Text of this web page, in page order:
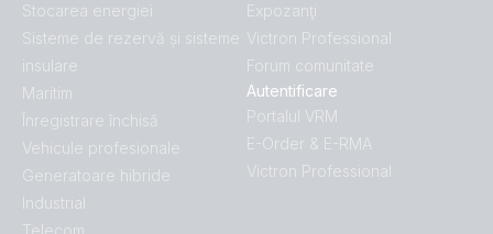
Stocarea energiei
Sisteme de rezervă și sisteme
insulare
Maritim
Înregistrare închisă
Vehicule profesionale
Generatoare hibride
Industrial
Expozanţi
Victron Professional
Forum comunitate
Autentificare
Portalul VRM
E-Order & E-RMA
Victron Professional